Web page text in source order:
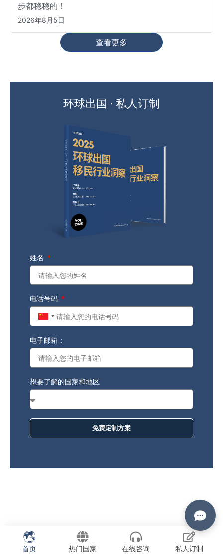
步都稳稳的！
2026年8月5日
查看更多
环球出国 · 私人订制
姓名
电话号码
China
电子邮箱：
想要了解的国家和地区
免费定制方案
首页 热门国家 在线咨询 私人订制